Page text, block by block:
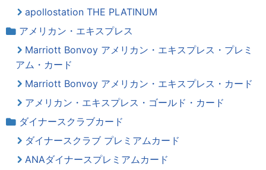
apollostation THE PLATINUM
アメリカン・エキスプレス
Marriott Bonvoy アメリカン・エキスプレス・プレミ
アム・カード
Marriott Bonvoy アメリカン・エキスプレス・カード
アメリカン・エキスプレス・ゴールド・カード
ダイナースクラブカード
ダイナースクラブ プレミアムカード
ANAダイナースプレミアムカード